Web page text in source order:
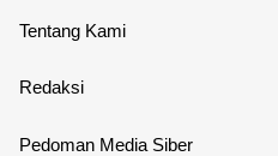
Tentang Kami
Redaksi
Pedoman Media Siber